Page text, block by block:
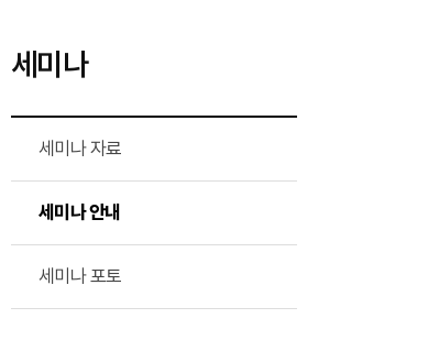
세미나
세미나 자료
세미나 안내
세미나 포토